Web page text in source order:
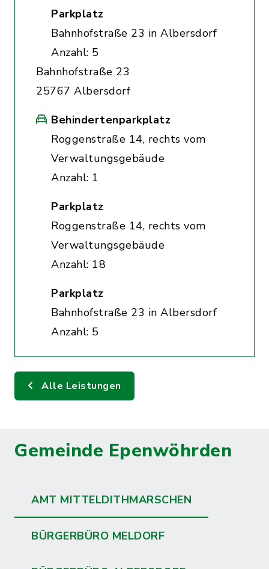
Parkplatz
Bahnhofstraße 23 in Albersdorf
Anzahl: 5
Bahnhofstraße 23
25767 Albersdorf
Behindertenparkplatz
Roggenstraße 14, rechts vom
Verwaltungsgebäude
Anzahl: 1
Parkplatz
Roggenstraße 14, rechts vom
Verwaltungsgebäude
Anzahl: 18
Parkplatz
Bahnhofstraße 23 in Albersdorf
Anzahl: 5
Alle Leistungen
Gemeinde Epenwöhrden
AMT MITTELDITHMARSCHEN
BÜRGERBÜRO MELDORF